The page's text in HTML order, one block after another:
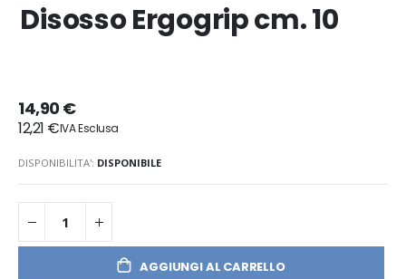
images
Disosso Ergogrip cm. 10
14,90 €
12,21 €
DISPONIBILITA': DISPONIBILE
AGGIUNGI AL CARRELLO